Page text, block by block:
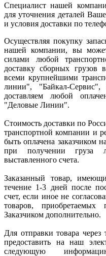
Специалист нашей
для уточнения деталей
и условия доставки по
Осуществляя покупку
нашей компании, вы
силами любой
доставку сборных
всеми крупнейшими
линии", "Байкал-
доставляем любой
"Деловые Линии".
Стоимость доставки по
транспортной компании и
быть оплачена заказчиком
при получении груза
выставленного счета.
Заказанный товар,
течение 1-3 дней после
счет, если иное не
товаров, приобретаемых
Заказчиком дополнительно.
Для отправки товара
предоставить на наш
следующую